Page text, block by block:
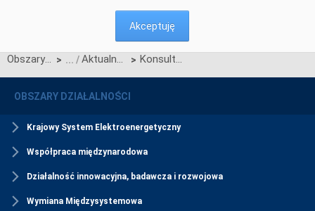
Akceptuję
Obszary działalności > Aktualności Rynku Mocy > Konsultacje projektu Karty aktualizacji nr RRM/Z/1/2020 Regulaminu rynku mocy
OBSZARY DZIAŁALNOŚCI
Krajowy System Elektroenergetyczny
Współpraca międzynarodowa
Działalność innowacyjna, badawcza i rozwojowa
Wymiana Międzysystemowa